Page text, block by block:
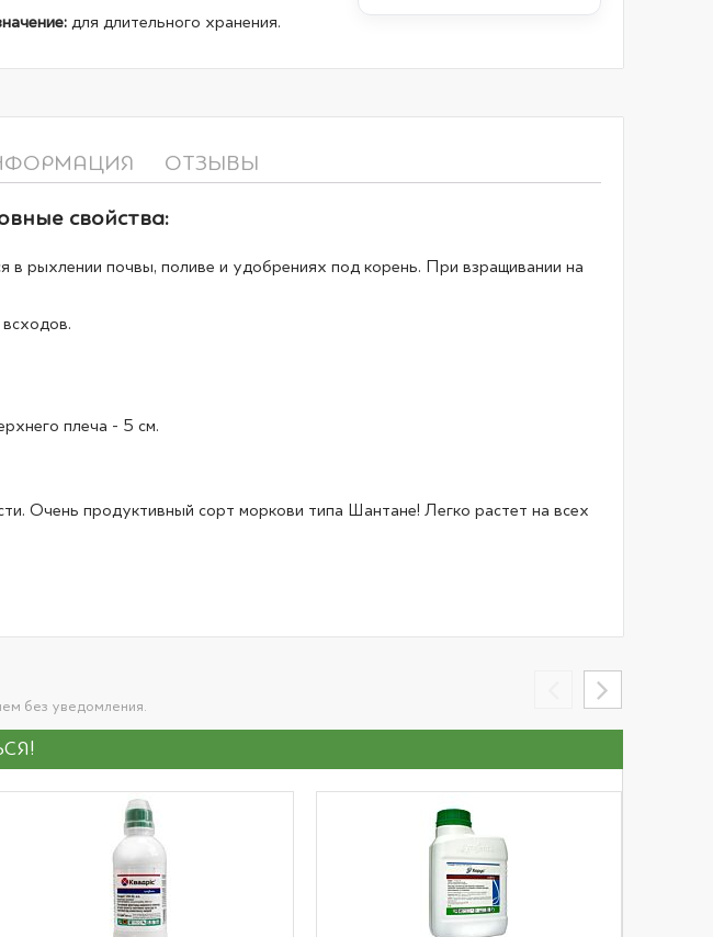
для длительного хранения.
свойства:
в рыхлении почвы, поливе и удобрениях под корень. При взращивании на
плеча - 5 см.
Очень продуктивный сорт моркови типа Шантане! Легко растет на всех
ОТЗЫВЫ
без уведомления.